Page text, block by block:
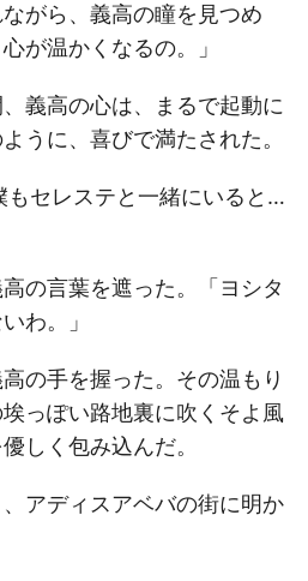
がら、義高の瞳を見つめ
が温かくなるの。」
義高の心は、まるで起動に
うに、喜びで満たされた。
もセレステと一緒にいると…
の言葉を遮った。「ヨシタ
わ。」
の手を握った。その温もり
っぽい路地裏に吹くそよ風
しく包み込んだ。
アディスアベバの街に明か